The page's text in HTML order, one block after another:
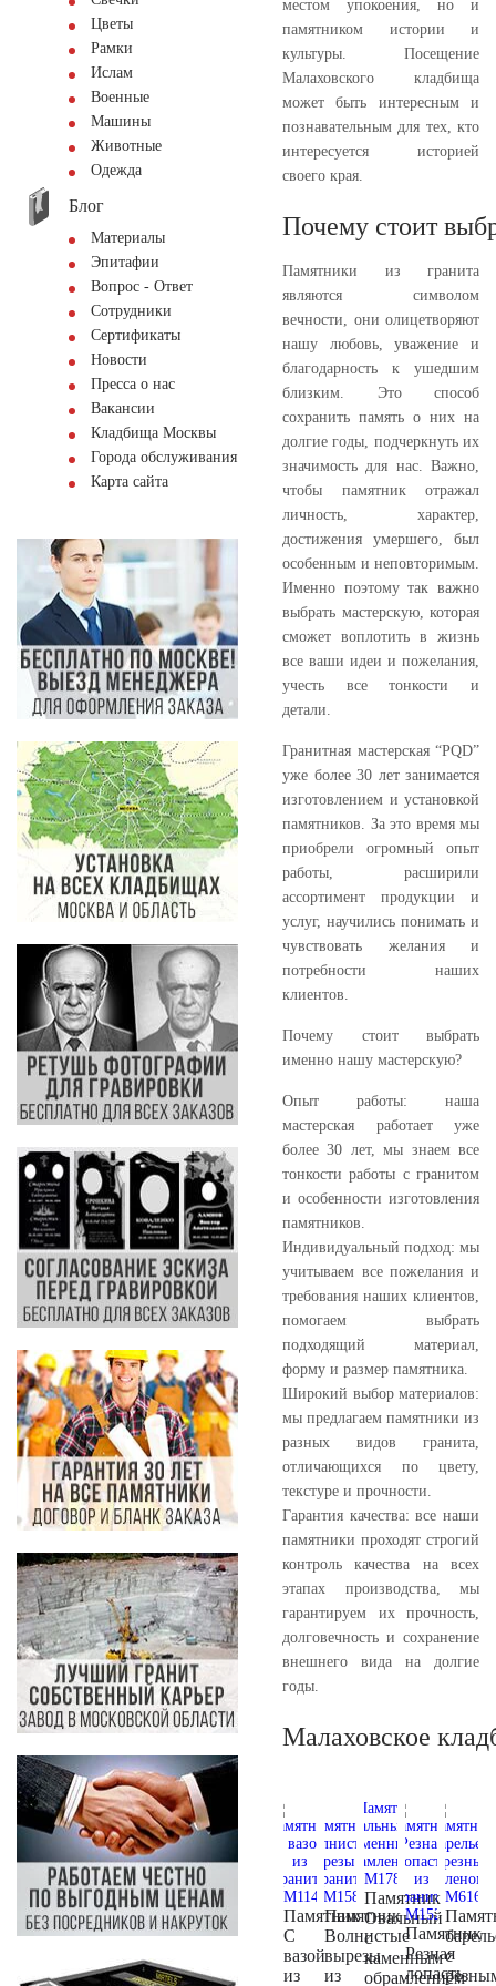
Цветы
Рамки
Ислам
Военные
Машины
Животные
Одежда
Блог
Материалы
Эпитафии
Вопрос - Ответ
Сотрудники
Сертификаты
Новости
Пресса о нас
Вакансии
Кладбища Москвы
Города обслуживания
Карта сайта
местом упокоения, но и
памятником истории и
культуры. Посещение
Малаховского кладбища
может быть интересным и
познавательным для тех, кто
интересуется историей
своего края.
Почему стоит
Памятники из гранита
являются символом
вечности, они олицетворяют
нашу любовь, уважение и
благодарность к ушедшим
близким. Это способ
сохранить память о них на
долгие годы, подчеркнуть их
значимость для нас. Важно,
чтобы памятник отражал
личность, характер,
достижения умершего, был
особенным и неповторимым.
Именно поэтому так важно
выбрать мастерскую, которая
сможет воплотить в жизнь
все ваши идеи и пожелания,
учесть все тонкости и
детали.
Гранитная мастерская “PQD”
уже более 30 лет занимается
изготовлением и установкой
памятников. За это время мы
приобрели огромный опыт
работы, расширили
ассортимент продукции и
услуг, научились понимать и
чувствовать желания и
потребности наших
клиентов.
Почему стоит выбрать
именно нашу мастерскую?
Опыт работы: наша
мастерская работает уже
более 30 лет, мы знаем все
тонкости работы с гранитом
и особенности изготовления
памятников.
Индивидуальный подход: мы
учитываем все пожелания и
требования наших клиентов,
помогаем выбрать
подходящий материал,
форму и размер памятника.
Широкий выбор материалов:
мы предлагаем памятники из
разных видов гранита,
отличающихся по цвету,
текстуре и прочности.
Гарантия качества: все наши
памятники проходят строгий
контроль качества на всех
этапах производства, мы
гарантируем их прочность,
долговечность и сохранение
внешнего вида на долгие
годы.
Малаховское
Памятник
С
вазой
из
Памятник
Волнистые
вырезы
из
Памятник
Овальный
с
каменным
обрамлением
Памятник
Резная
лопасть
с